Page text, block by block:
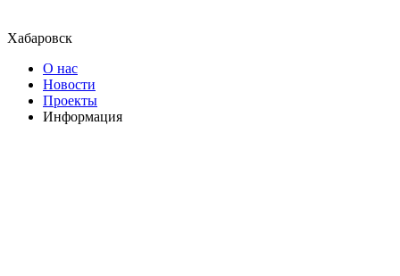
Хабаровск
О нас
Новости
Проекты
Информация